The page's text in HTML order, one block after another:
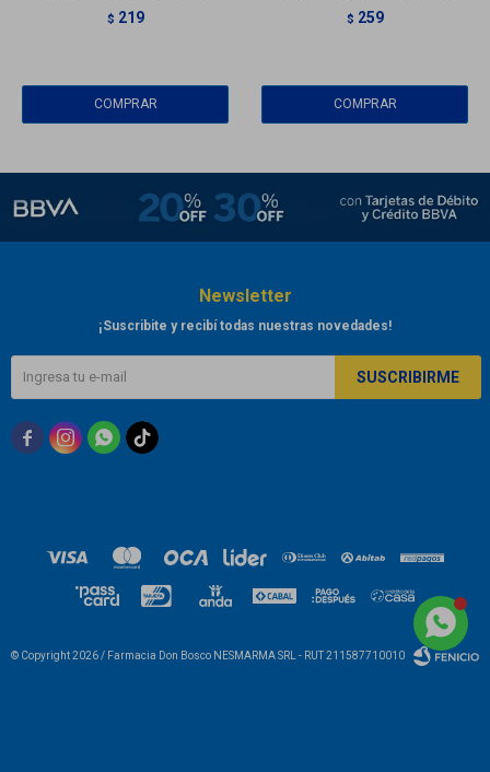
$ 219 $ 259
Newsletter
¡Suscribite y recibí todas nuestras novedades!
SUSCRIBIRME
  
© Copyright 2026 / Farmacia Don Bosco NESMARMA SRL - RUT 211587710010